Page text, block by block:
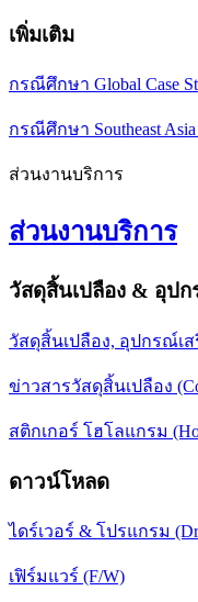
เพิ่มเติม
กรณีศึกษา Global Case
กรณีศึกษา Southeast Asia
ส่วนงานบริการ
ส่วนงานบริการ
วัสดุสิ้นเปลือง & อุปก
วัสดุสิ้นเปลือง, อุปกรณ์เส
ข่าวสารวัสดุสิ้นเปลือง
สติกเกอร์ โฮโลแกรม
ดาวน์โหลด
ไดร์เวอร์ & โปรแกรม
เฟิร์มแวร์ (F/W)